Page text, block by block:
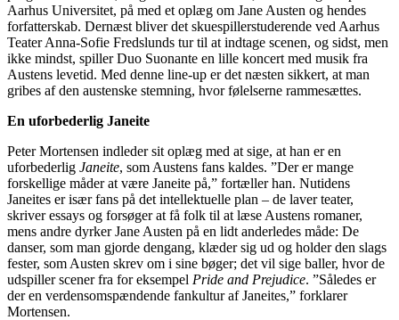
Aarhus Universitet, på med et oplæg om Jane Austen og hendes
forfatterskab. Dernæst bliver det skuespillerstuderende ved Aarhus
Teater Anna-Sofie Fredslunds tur til at indtage scenen, og sidst, men
ikke mindst, spiller Duo Suonante en lille koncert med musik fra
Austens levetid. Med denne line-up er det næsten sikkert, at man
gribes af den austenske stemning, hvor følelserne rammesættes.
En uforbederlig Janeite
Peter Mortensen indleder sit oplæg med at sige, at han er en
uforbederlig Janeite, som Austens fans kaldes. ”Der er mange
forskellige måder at være Janeite på,” fortæller han. Nutidens
Janeites er især fans på det intellektuelle plan – de laver teater,
skriver essays og forsøger at få folk til at læse Austens romaner,
mens andre dyrker Jane Austen på en lidt anderledes måde: De
danser, som man gjorde dengang, klæder sig ud og holder den slags
fester, som Austen skrev om i sine bøger; det vil sige baller, hvor de
udspiller scener fra for eksempel Pride and Prejudice. ”Således er
der en verdensomspændende fankultur af Janeites,” forklarer
Mortensen.